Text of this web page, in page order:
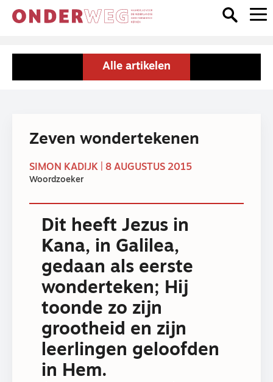
Alle artikelen
Zeven wondertekenen
SIMON KADIJK | 8 AUGUSTUS 2015
Woordzoeker
Dit heeft Jezus in
Kana, in Galilea,
gedaan als eerste
wonderteken; Hij
toonde zo zijn
grootheid en zijn
leerlingen geloofden
in Hem.